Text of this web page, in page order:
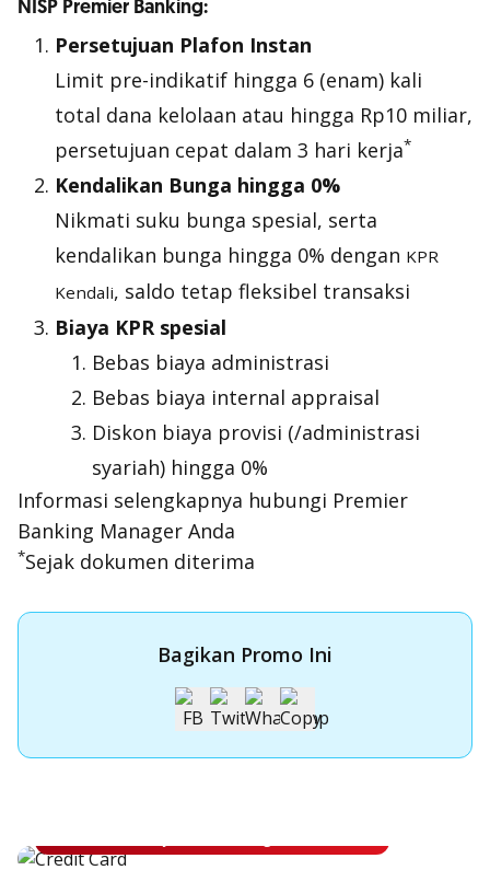
NISP Premier Banking:
Persetujuan Plafon Instan
Limit pre-indikatif hingga 6 (enam) kali
total dana kelolaan atau hingga Rp10 miliar,
persetujuan cepat dalam 3 hari kerja*
Kendalikan Bunga hingga 0%
Nikmati suku bunga spesial, serta
kendalikan bunga hingga 0% dengan KPR
Kendali, saldo tetap fleksibel transaksi
Biaya KPR spesial
Bebas biaya administrasi
Bebas biaya internal appraisal
Diskon biaya provisi (/administrasi
syariah) hingga 0%
Informasi selengkapnya hubungi Premier
Banking Manager Anda
*Sejak dokumen diterima
Bagikan Promo Ini
Apply Kartu Kredit OCBC